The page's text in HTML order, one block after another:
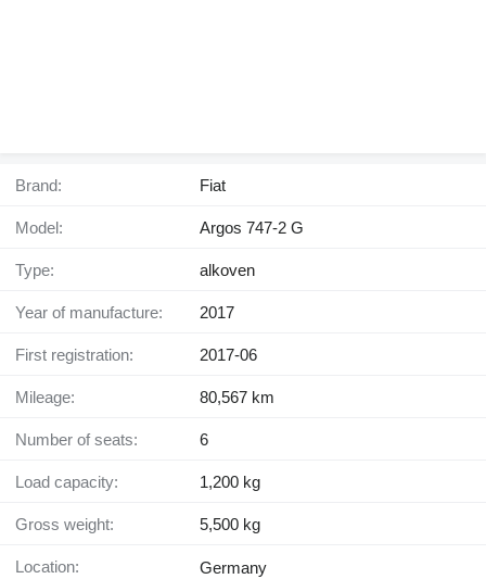
Brand: Fiat
Model: Argos 747-2 G
Type: alkoven
Year of manufacture: 2017
First registration: 2017-06
Mileage: 80,567 km
Number of seats: 6
Load capacity: 1,200 kg
Gross weight: 5,500 kg
Location:
Germany